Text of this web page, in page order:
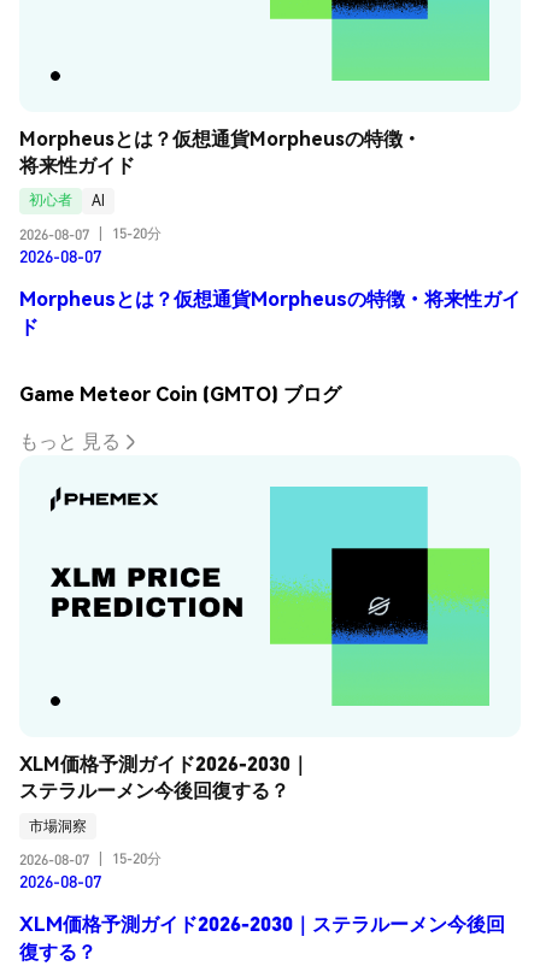
Morpheusとは？仮想通貨Morpheusの特徴・
将来性ガイド
初心者
AI
2026-08-07
15-20分
2026-08-07
Morpheusとは？仮想通貨Morpheusの特徴・将来性ガイ
ド
Game Meteor Coin (GMTO) ブログ
もっと 見る
XLM価格予測ガイド2026-2030｜
ステラルーメン今後回復する？
市場洞察
2026-08-07
15-20分
2026-08-07
XLM価格予測ガイド2026-2030｜ステラルーメン今後回
復する？